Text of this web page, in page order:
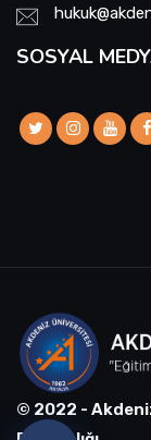
SOSYAL
© 2022 -